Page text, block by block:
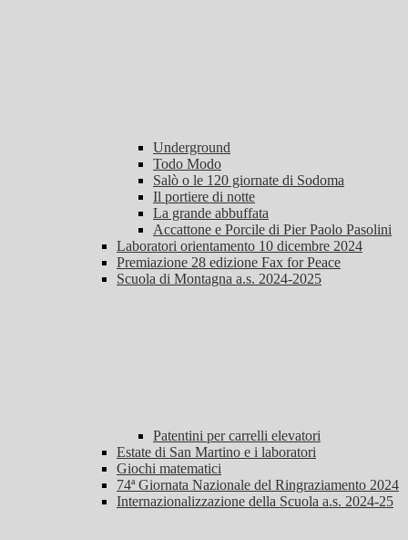
Underground
Todo Modo
Salò o le 120 giornate di Sodoma
Il portiere di notte
La grande abbuffata
Accattone e Porcile di Pier Paolo Pasolini
Laboratori orientamento 10 dicembre 2024
Premiazione 28 edizione Fax for Peace
Scuola di Montagna a.s. 2024-2025
Patentini per carrelli elevatori
Estate di San Martino e i laboratori
Giochi matematici
74ª Giornata Nazionale del Ringraziamento 2024
Internazionalizzazione della Scuola a.s. 2024-25